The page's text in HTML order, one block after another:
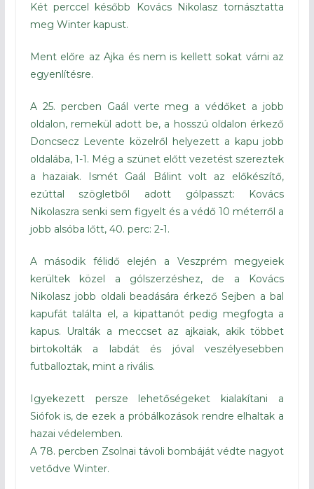
Két perccel később Kovács Nikolasz tornásztatta
meg Winter kapust.
Ment előre az Ajka és nem is kellett sokat várni az
egyenlítésre.
A 25. percben Gaál verte meg a védőket a jobb
oldalon, remekül adott be, a hosszú oldalon érkező
Doncsecz Levente közelről helyezett a kapu jobb
oldalába, 1-1. Még a szünet előtt vezetést szereztek
a hazaiak. Ismét Gaál Bálint volt az előkészítő,
ezúttal szögletből adott gólpasszt: Kovács
Nikolaszra senki sem figyelt és a védő 10 méterről a
jobb alsóba lőtt, 40. perc: 2-1.
A második félidő elején a Veszprém megyeiek
kerültek közel a gólszerzéshez, de a Kovács
Nikolasz jobb oldali beadására érkező Sejben a bal
kapufát találta el, a kipattanót pedig megfogta a
kapus. Uralták a meccset az ajkaiak, akik többet
birtokolták a labdát és jóval veszélyesebben
futballoztak, mint a rivális.
Igyekezett persze lehetőségeket kialakítani a
Siófok is, de ezek a próbálkozások rendre elhaltak a
hazai védelemben.
A 78. percben Zsolnai távoli bombáját védte nagyot
vetődve Winter.